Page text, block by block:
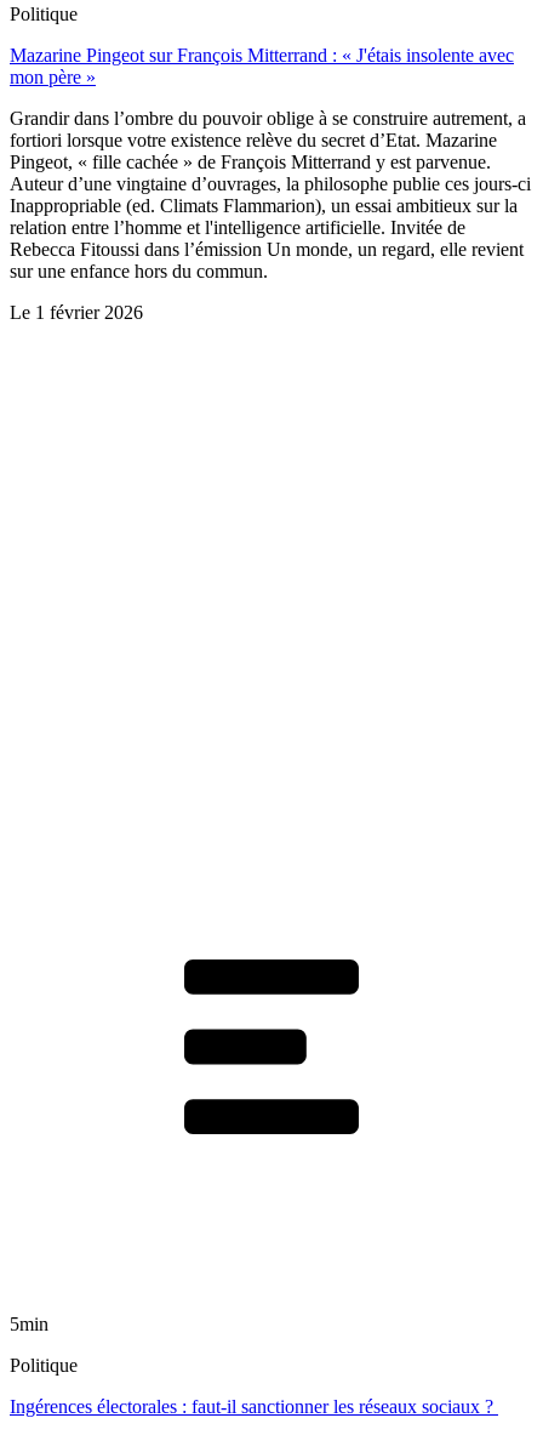
Politique
Mazarine Pingeot sur François Mitterrand : « J'étais insolente avec
mon père »
Grandir dans l’ombre du pouvoir oblige à se construire autrement, a
fortiori lorsque votre existence relève du secret d’Etat. Mazarine
Pingeot, « fille cachée » de François Mitterrand y est parvenue.
Auteur d’une vingtaine d’ouvrages, la philosophe publie ces jours-ci
Inappropriable (ed. Climats Flammarion), un essai ambitieux sur la
relation entre l’homme et l'intelligence artificielle. Invitée de
Rebecca Fitoussi dans l’émission Un monde, un regard, elle revient
sur une enfance hors du commun.
Le 1 février 2026
5min
Politique
Ingérences électorales : faut-il sanctionner les réseaux sociaux ?